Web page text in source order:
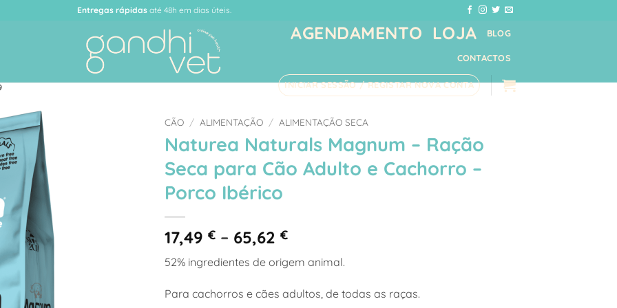
Entregas rápidas até 48h em dias úteis.
AGENDAMENTO LOJA BLOG
CONTACTOS
INICIAR SESSÃO / REGISTAR NOVA CONTA
CÃO / ALIMENTAÇÃO / ALIMENTAÇÃO SECA
Naturea Naturals Magnum – Ração
Seca para Cão Adulto e Cachorro –
Porco Ibérico
17,49 € – 65,62 €Price
17,49 €
through
65,62 €
52% ingredientes de origem animal.
Para cachorros e cães adultos, de todas as raças.